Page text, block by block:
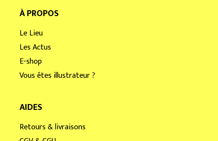
À PROPOS
Le Lieu
Les Actus
E-shop
Vous êtes illustrateur ?
AIDES
Retours & livraisons